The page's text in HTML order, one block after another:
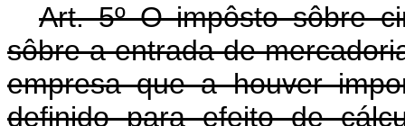
Art. 5º O impôsto sôbre
sôbre a entrada de
empresa que a houver
definido para efeito de